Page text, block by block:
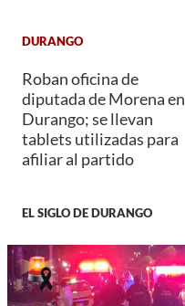
DURANGO
Roban oficina de
diputada de Morena en
Durango; se llevan
tablets utilizadas para
afiliar al partido
EL SIGLO DE DURANGO